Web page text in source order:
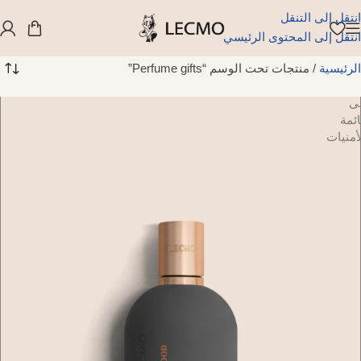
انتقل إلى التنقل
انتقل إلى المحتوى الرئيسي
الرئيسية / منتجات تحت الوسم “Perfume gifts”